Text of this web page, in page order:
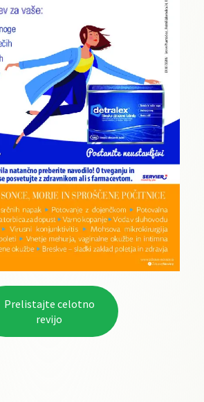
Prelistajte celotno
revijo